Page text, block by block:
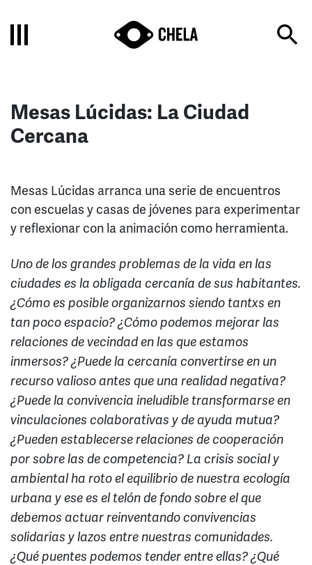
Mesas Lúcidas: La Ciudad
Cercana
Mesas Lúcidas arranca una serie de encuentros
con escuelas y casas de jóvenes para experimentar
y reflexionar con la animación como herramienta.
Uno de los grandes problemas de la vida en las
ciudades es la obligada cercanía de sus habitantes.
¿Cómo es posible organizarnos siendo tantxs en
tan poco espacio? ¿Cómo podemos mejorar las
relaciones de vecindad en las que estamos
inmersos? ¿Puede la cercanía convertirse en un
recurso valioso antes que una realidad negativa?
¿Puede la convivencia ineludible transformarse en
vinculaciones colaborativas y de ayuda mutua?
¿Pueden establecerse relaciones de cooperación
por sobre las de competencia? La crisis social y
ambiental ha roto el equilibrio de nuestra ecología
urbana y ese es el telón de fondo sobre el que
debemos actuar reinventando convivencias
solidarias y lazos entre nuestras comunidades.
¿Qué puentes podemos tender entre ellas? ¿Qué